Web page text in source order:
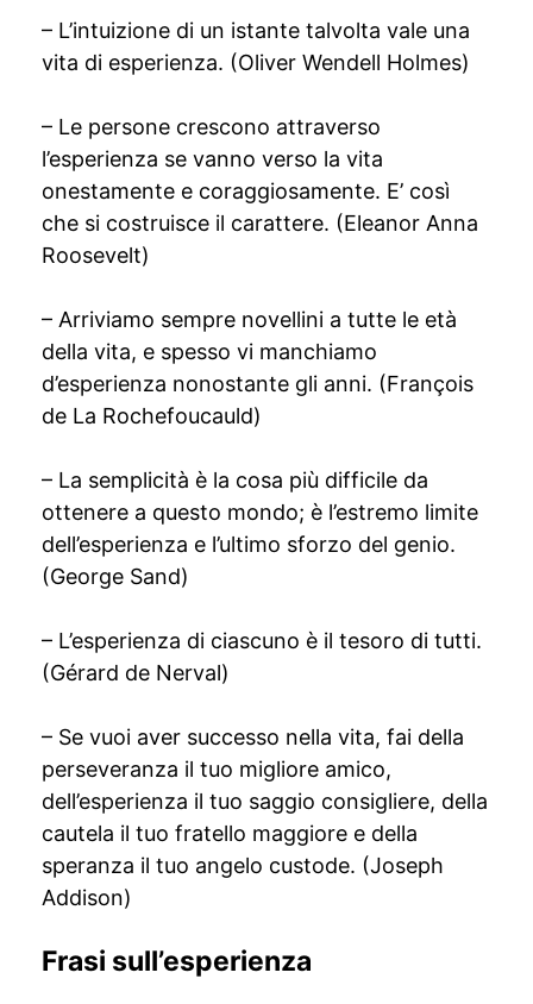
– L’intuizione di un istante talvolta vale una
vita di esperienza. (Oliver Wendell Holmes)
– Le persone crescono attraverso
l’esperienza se vanno verso la vita
onestamente e coraggiosamente. E’ così
che si costruisce il carattere. (Eleanor Anna
Roosevelt)
– Arriviamo sempre novellini a tutte le età
della vita, e spesso vi manchiamo
d’esperienza nonostante gli anni. (François
de La Rochefoucauld)
– La semplicità è la cosa più difficile da
ottenere a questo mondo; è l’estremo limite
dell’esperienza e l’ultimo sforzo del genio.
(George Sand)
– L’esperienza di ciascuno è il tesoro di tutti.
(Gérard de Nerval)
– Se vuoi aver successo nella vita, fai della
perseveranza il tuo migliore amico,
dell’esperienza il tuo saggio consigliere, della
cautela il tuo fratello maggiore e della
speranza il tuo angelo custode. (Joseph
Addison)
Frasi sull’esperienza